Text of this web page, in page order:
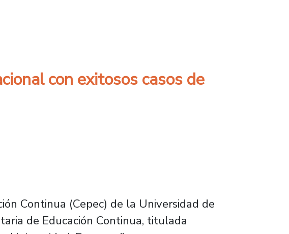
con Facultades y Vicerrectorías para actualizar
con exitosos casos de
Continua (Cepec) de la Universidad de
de Educación Continua, titulada